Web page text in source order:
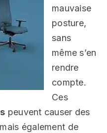
mauvaise
posture,
sans
même s’en
rendre
compte.
Ces
peuvent causer des
également de